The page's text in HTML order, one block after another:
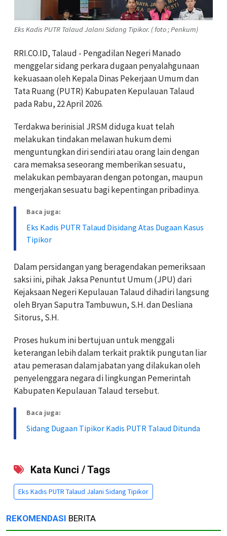
Eks Kadis PUTR Talaud Jalani Sidang Tipikor. ( foto ; Penkum)
RRI.CO.ID, Talaud - Pengadilan Negeri Manado
menggelar sidang perkara dugaan penyalahgunaan
kekuasaan oleh Kepala Dinas Pekerjaan Umum dan
Tata Ruang (PUTR) Kabupaten Kepulauan Talaud
pada Rabu, 22 April 2026.
Terdakwa berinisial JRSM diduga kuat telah
melakukan tindakan melawan hukum demi
menguntungkan diri sendiri atau orang lain dengan
cara memaksa seseorang memberikan sesuatu,
melakukan pembayaran dengan potongan, maupun
mengerjakan sesuatu bagi kepentingan pribadinya.
Baca juga:
Eks Kadis PUTR Talaud Disidang Atas Dugaan Kasus
Tipikor
Dalam persidangan yang beragendakan pemeriksaan
saksi ini, pihak Jaksa Penuntut Umum (JPU) dari
Kejaksaan Negeri Kepulauan Talaud dihadiri langsung
oleh Bryan Saputra Tambuwun, S.H. dan Desliana
Sitorus, S.H.
Proses hukum ini bertujuan untuk menggali
keterangan lebih dalam terkait praktik pungutan liar
atau pemerasan dalam jabatan yang dilakukan oleh
penyelenggara negara di lingkungan Pemerintah
Kabupaten Kepulauan Talaud tersebut.
Baca juga:
Sidang Dugaan Tipikor Kadis PUTR Talaud Ditunda
Kata Kunci / Tags
Eks Kadis PUTR Talaud Jalani Sidang Tipikor
REKOMENDASI BERITA